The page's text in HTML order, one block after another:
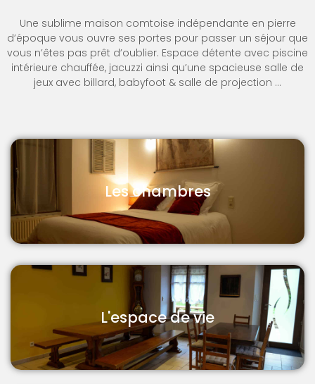
Une sublime maison comtoise indépendante en pierre
d’époque vous ouvre ses portes pour passer un séjour que
vous n’êtes pas prêt d’oublier. Espace détente avec piscine
intérieure chauffée, jacuzzi ainsi qu’une spacieuse salle de
jeux avec billard, babyfoot & salle de projection …
Les chambres
L'espace de vie